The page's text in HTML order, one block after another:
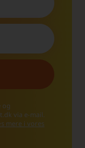
og
via e-mail.
mere i vores